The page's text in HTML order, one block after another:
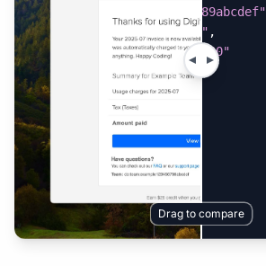
"do:team.example123456789abcdef"
"My Team" ,
"usage_charges": "$12.00"
}
Drag to compare